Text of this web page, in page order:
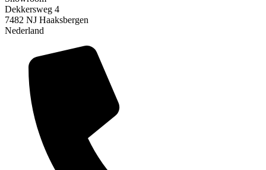
Dekkersweg 4
7482 NJ Haaksbergen
Nederland